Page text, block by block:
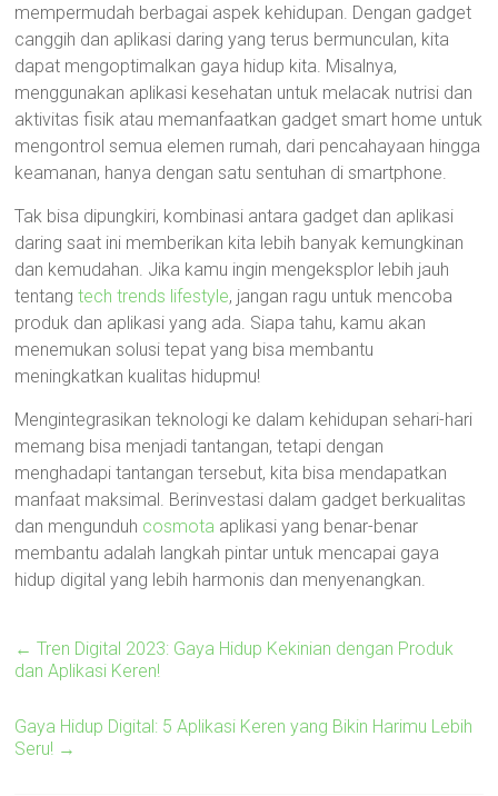
mempermudah berbagai aspek kehidupan. Dengan gadget
canggih dan aplikasi daring yang terus bermunculan, kita
dapat mengoptimalkan gaya hidup kita. Misalnya,
menggunakan aplikasi kesehatan untuk melacak nutrisi dan
aktivitas fisik atau memanfaatkan gadget smart home untuk
mengontrol semua elemen rumah, dari pencahayaan hingga
keamanan, hanya dengan satu sentuhan di smartphone.
Tak bisa dipungkiri, kombinasi antara gadget dan aplikasi
daring saat ini memberikan kita lebih banyak kemungkinan
dan kemudahan. Jika kamu ingin mengeksplor lebih jauh
tentangtech trends lifestyle, jangan ragu untuk mencoba
produk dan aplikasi yang ada. Siapa tahu, kamu akan
menemukan solusi tepat yang bisa membantu
meningkatkan kualitas hidupmu!
Mengintegrasikan teknologi ke dalam kehidupan sehari-hari
memang bisa menjadi tantangan, tetapi dengan
menghadapi tantangan tersebut, kita bisa mendapatkan
manfaat maksimal. Berinvestasi dalam gadget berkualitas
dan mengunduh cosmota aplikasi yang benar-benar
membantu adalah langkah pintar untuk mencapai gaya
hidup digital yang lebih harmonis dan menyenangkan.
← Tren Digital 2023: Gaya Hidup Kekinian dengan Produk
dan Aplikasi Keren!
Gaya Hidup Digital: 5 Aplikasi Keren yang Bikin Harimu Lebih
Seru! →